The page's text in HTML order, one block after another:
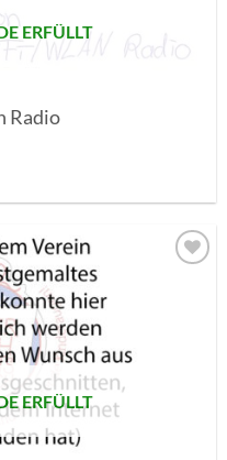
ERFÜLLT
Radio
ERFÜLLT